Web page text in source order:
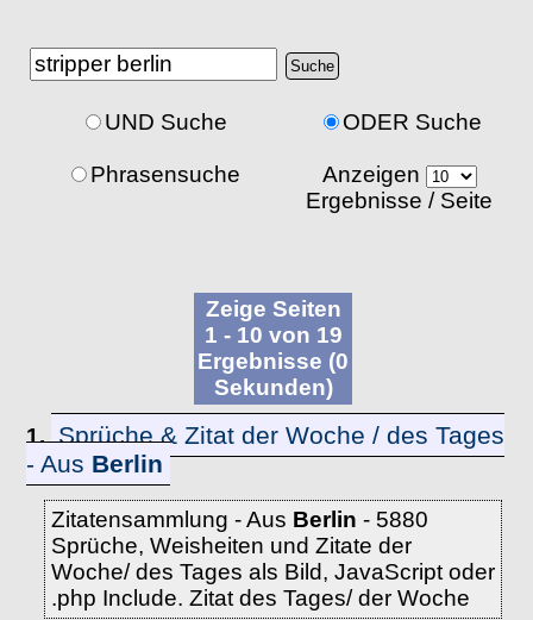
UND Suche
Phrasensuche
ODER Suche
Anzeigen
Ergebnisse / Seite
Zeige Seiten
1 - 10 von 19
Ergebnisse (0
Sekunden)
1. Sprüche & Zitat der Woche / des Tages
- Aus Berlin
Zitatensammlung - Aus Berlin - 5880
Sprüche, Weisheiten und Zitate der
Woche/ des Tages als Bild, JavaScript oder
.php Include. Zitat des Tages/ der Woche